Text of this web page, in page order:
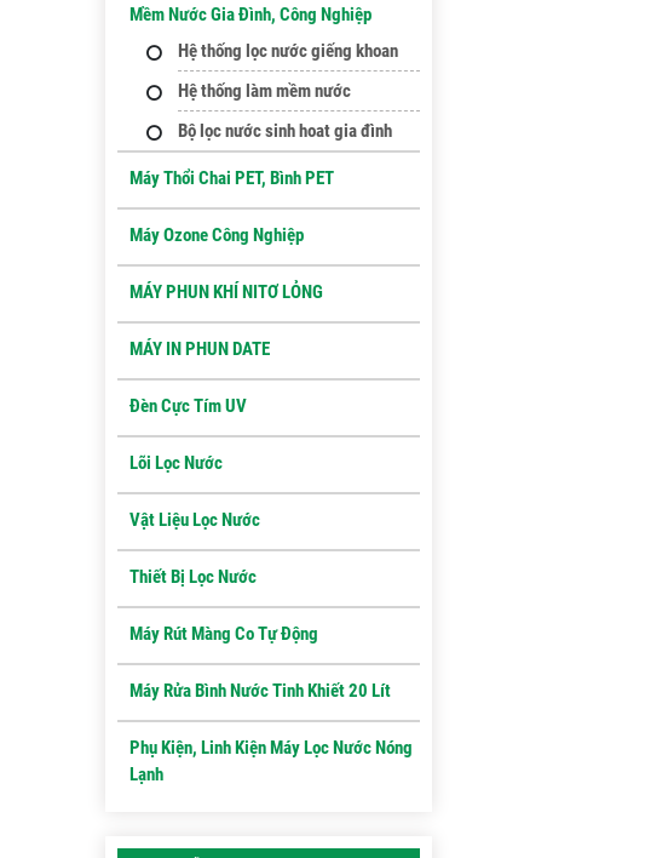
Mềm Nước Gia Đình, Công Nghiệp
Hệ thống lọc nước giếng khoan
Hệ thống làm mềm nước
Bộ lọc nước sinh hoat gia đình
Máy Thổi Chai PET, Bình PET
Máy Ozone Công Nghiệp
MÁY PHUN KHÍ NITƠ LỎNG
MÁY IN PHUN DATE
Đèn Cực Tím UV
Lõi Lọc Nước
Vật Liệu Lọc Nước
Thiết Bị Lọc Nước
Máy Rút Màng Co Tự Động
Máy Rửa Bình Nước Tinh Khiết 20 Lít
Phụ Kiện, Linh Kiện Máy Lọc Nước Nóng
Lạnh